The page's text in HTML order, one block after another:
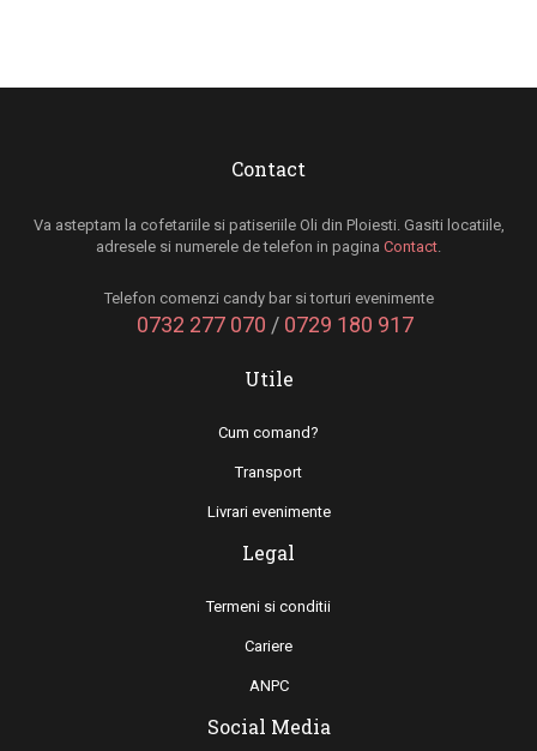
Contact
Va asteptam la cofetariile si patiseriile Oli din Ploiesti. Gasiti locatiile,
adresele si numerele de telefon in pagina Contact.
Telefon comenzi candy bar si torturi evenimente
0732 277 070 / 0729 180 917
Utile
Cum comand?
Transport
Livrari evenimente
Legal
Termeni si conditii
Cariere
ANPC
Social Media